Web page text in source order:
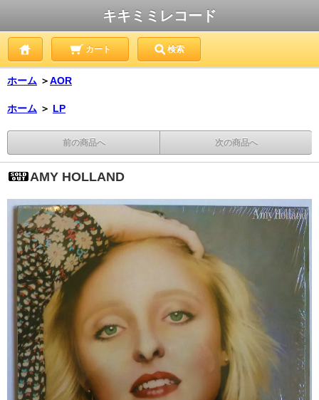
キキミミレコード
カート 検索
ホーム ＞AOR
ホーム ＞ LP
前の商品へ 次の商品へ
AMY HOLLAND